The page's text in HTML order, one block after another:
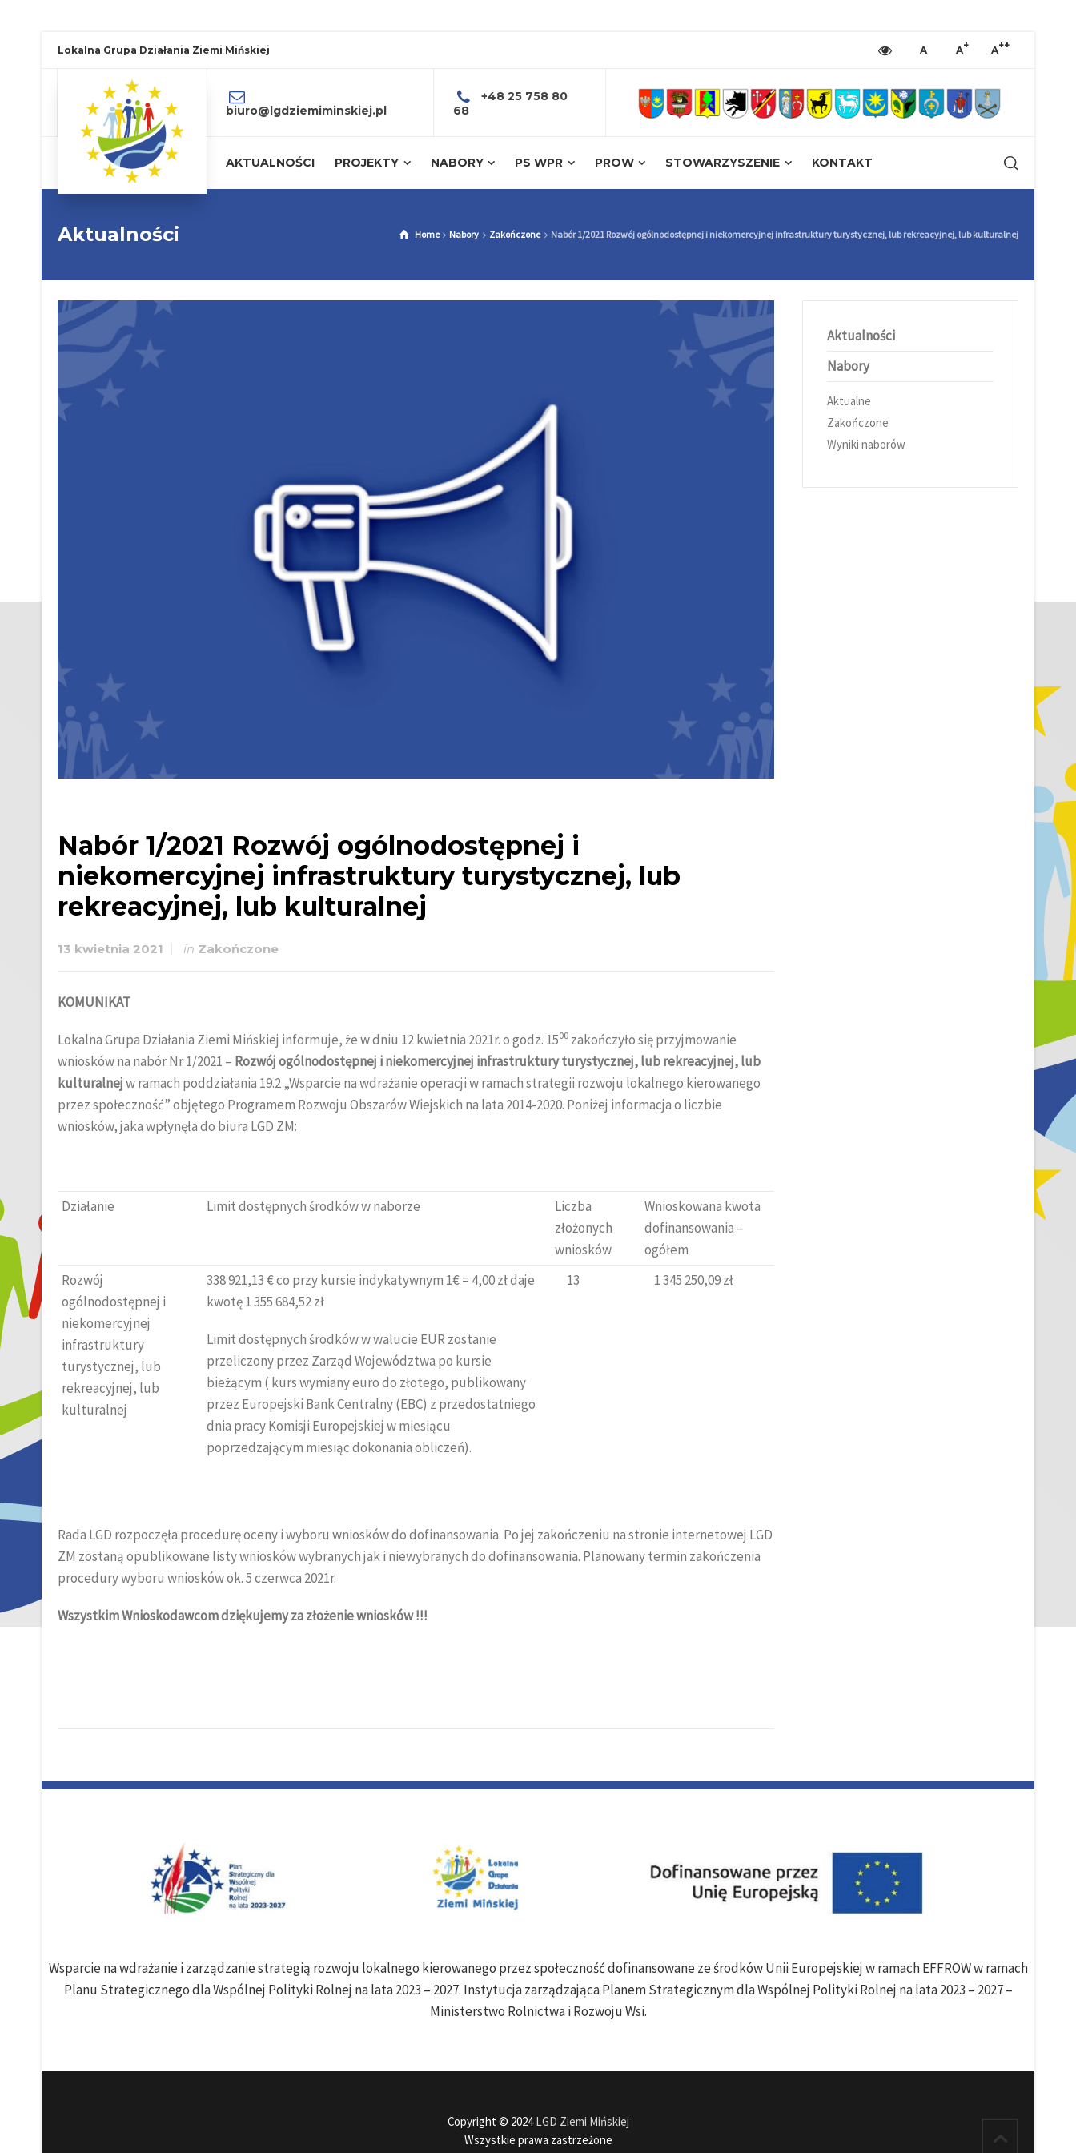
Lokalna Grupa Działania Ziemi Mińskiej A A+ A++
biuro@lgdziemiminskiej.pl
+48 25 758 80
68
AKTUALNOŚCI PROJEKTY NABORY PS WPR PROW STOWARZYSZENIE KONTAKT
Aktualności Home Nabory Zakończone Nabór 1/2021 Rozwój ogólnodostępnej i niekomercyjnej infrastruktury turystycznej, lub rekreacyjnej, lub kulturalnej
Nabór 1/2021 Rozwój ogólnodostępnej i
niekomercyjnej infrastruktury turystycznej, lub
rekreacyjnej, lub kulturalnej
13 kwietnia 2021 in Zakończone
KOMUNIKAT
Lokalna Grupa Działania Ziemi Mińskiej informuje, że w dniu 12 kwietnia 2021r. o godz. 1500 zakończyło się przyjmowanie
wniosków na nabór Nr 1/2021 – Rozwój ogólnodostępnej i niekomercyjnej infrastruktury turystycznej, lub rekreacyjnej, lub
kulturalnejw ramach poddziałania 19.2 „Wsparcie na wdrażanie operacji w ramach strategii rozwoju lokalnego kierowanego
przez społeczność” objętego Programem Rozwoju Obszarów Wiejskich na lata 2014-2020. Poniżej informacja o liczbie
wniosków, jaka wpłynęła do biura LGD ZM:
Działanie Limit dostępnych środków w naborze
Liczba
złożonych
wniosków
Wnioskowana kwota
dofinansowania –
ogółem
Rozwój
ogólnodostępnej i
niekomercyjnej
infrastruktury
turystycznej, lub
rekreacyjnej, lub
kulturalnej
338 921,13 € co przy kursie indykatywnym 1€ = 4,00 zł daje
kwotę 1 355 684,52 zł
Limit dostępnych środków w walucie EUR zostanie
przeliczony przez Zarząd Województwa po kursie
bieżącym ( kurs wymiany euro do złotego, publikowany
przez Europejski Bank Centralny (EBC) z przedostatniego
dnia pracy Komisji Europejskiej w miesiącu
poprzedzającym miesiąc dokonania obliczeń).
13 1 345 250,09 zł
Rada LGD rozpoczęła procedurę oceny i wyboru wniosków do dofinansowania. Po jej zakończeniu na stronie internetowej LGD
ZM zostaną opublikowane listy wniosków wybranych jak i niewybranych do dofinansowania. Planowany termin zakończenia
procedury wyboru wniosków ok. 5 czerwca 2021r.
Wszystkim Wnioskodawcom dziękujemy za złożenie wniosków !!!
Aktualności
Nabory
Aktualne
Zakończone
Wyniki naborów
Wsparcie na wdrażanie i zarządzanie strategią rozwoju lokalnego kierowanego przez społeczność dofinansowane ze środków Unii Europejskiej w ramach EFFROW w ramach
Planu Strategicznego dla Wspólnej Polityki Rolnej na lata 2023 – 2027. Instytucja zarządzająca Planem Strategicznym dla Wspólnej Polityki Rolnej na lata 2023 – 2027 –
Ministerstwo Rolnictwa i Rozwoju Wsi.
Copyright © 2024LGD Ziemi Mińskiej
Wszystkie prawa zastrzeżone